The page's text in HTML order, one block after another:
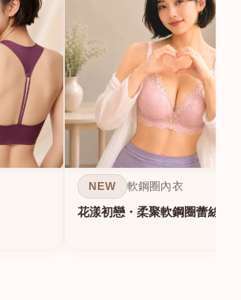
NEW 軟鋼圈內衣
花漾初戀・柔聚軟鋼圈蕾絲內